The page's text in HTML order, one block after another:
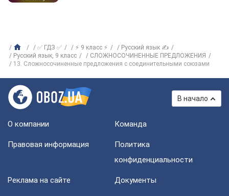
✅ ГДЗ ✅ ⚡ 9 класс ⚡
Русский язык ✍
Русский язык, 9 класс
СЛОЖНОСОЧИНЕННЫЕ ПРЕДЛОЖЕНИЯ
13. Сложносочиненные предложения с соединительными союзами
В начало
О компании Команда
Правовая информация
Политика
конфиденциальности
Реклама на сайте Документы